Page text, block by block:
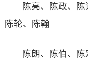
陈亮、陈政、陈
陈轮、陈翰
陈朗、陈伯、陈